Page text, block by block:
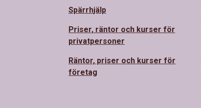
Spärrhjälp
Priser, räntor och kurser för
privatpersoner
Räntor, priser och kurser för
företag